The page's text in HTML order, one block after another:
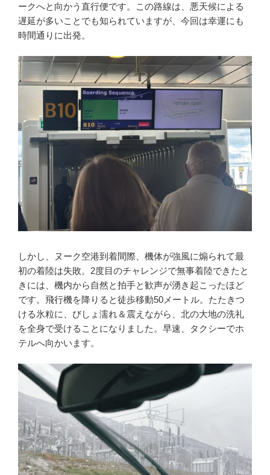
ークへと向かう直行便です。この路線は、悪天候による
遅延が多いことでも知られていますが、今回は幸運にも
時間通りに出発。
しかし、ヌーク空港到着間際、機体が強風に煽られて最
初の着陸は失敗。2度目のチャレンジで無事着陸できたと
きには、機内から自然と拍手と歓声が湧き起こったほど
です。飛行機を降りると徒歩移動50メートル。たたきつ
ける氷粒に、びしょ濡れ＆震えながら、北の大地の洗礼
を全身で受けることになりました。早速、タクシーでホ
テルへ向かいます。